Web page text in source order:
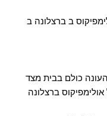
ב ברצלונה ב
העונה כולם בבית מצד
ברצלונה